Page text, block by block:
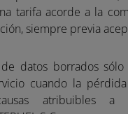
tarifa acorde a la
siempre previa
datos borrados
cuando la
atribuibles a